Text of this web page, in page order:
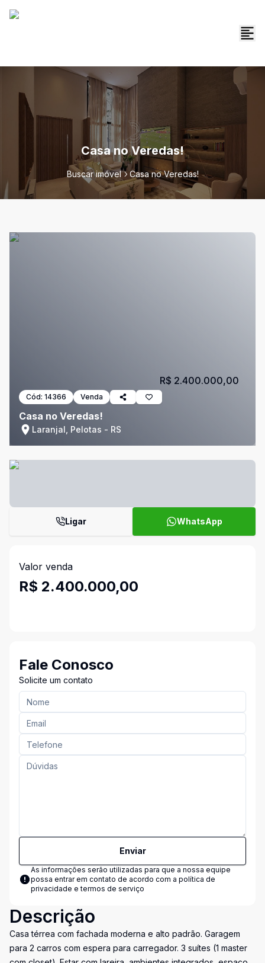
Casa no Veredas!
Buscar imóvel Casa no Veredas!
Cód: 14366 Venda
Casa no Veredas!
Laranjal, Pelotas - RS
R$ 2.400.000,00
Ligar WhatsApp
Valor venda
R$ 2.400.000,00
Fale Conosco
Solicite um contato
Enviar
As informações serão utilizadas para que a nossa equipe
possa entrar em contato de acordo com a política de
privacidade e termos de serviço
Descrição
Casa térrea com fachada moderna e alto padrão. Garagem
para 2 carros com espera para carregador. 3 suítes (1 master